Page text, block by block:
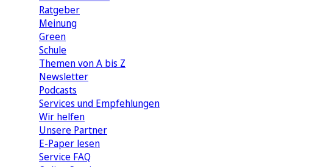
Ratgeber
Meinung
Green
Schule
Themen von A bis Z
Newsletter
Podcasts
Services und Empfehlungen
Wir helfen
Unsere Partner
E-Paper lesen
Service FAQ